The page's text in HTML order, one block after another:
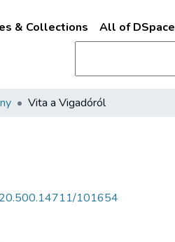
& Collections All of DSpace
Vita a Vigadóról
20.500.14711/101654